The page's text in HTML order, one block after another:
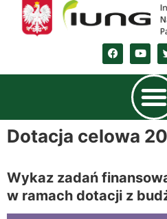
Dotacja celowa
Wykaz zadań
w ramach dotacji z